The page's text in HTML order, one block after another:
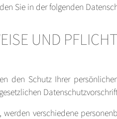
Sie in der folgenden
UND
den Schutz Ihrer
werden verschiedene